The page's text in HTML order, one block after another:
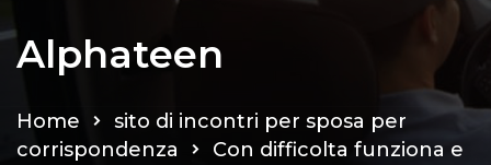
Alphateen
Home
sito di incontri per sposa per
corrispondenza
Con difficolta funziona e